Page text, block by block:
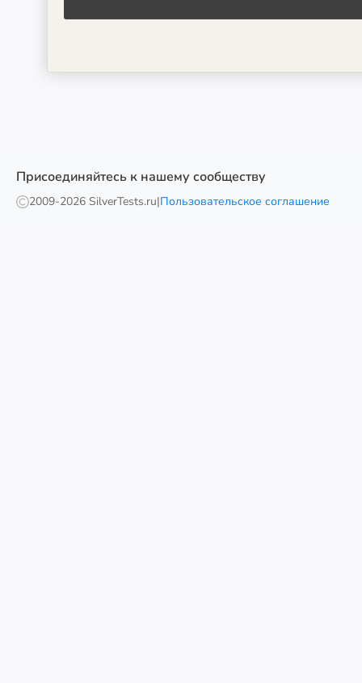
Присоединяйтесь к нашему сообществу
2009-2026 SilverTests.ru|Пользовательское соглашение